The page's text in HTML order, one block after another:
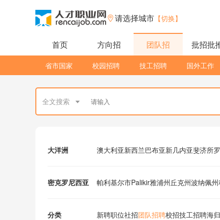
请选择城市 【切换】
首页 方向招 团队招 批招批
省市国家 校园招聘 技工招聘 国外工作
全文搜索
大洋洲 澳大利亚新西兰巴布亚新几内亚斐济所
密克罗尼西亚 帕利基尔市Palikir雅浦州丘克州波纳佩州
分类 新聘职位社招团队招聘校招技工招聘海